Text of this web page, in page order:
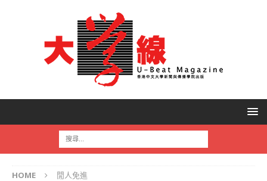
HOME 閒人免進